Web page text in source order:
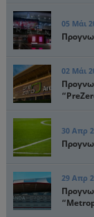
05 Μάι
02 Μάι
30 Απρ
29 Απρ